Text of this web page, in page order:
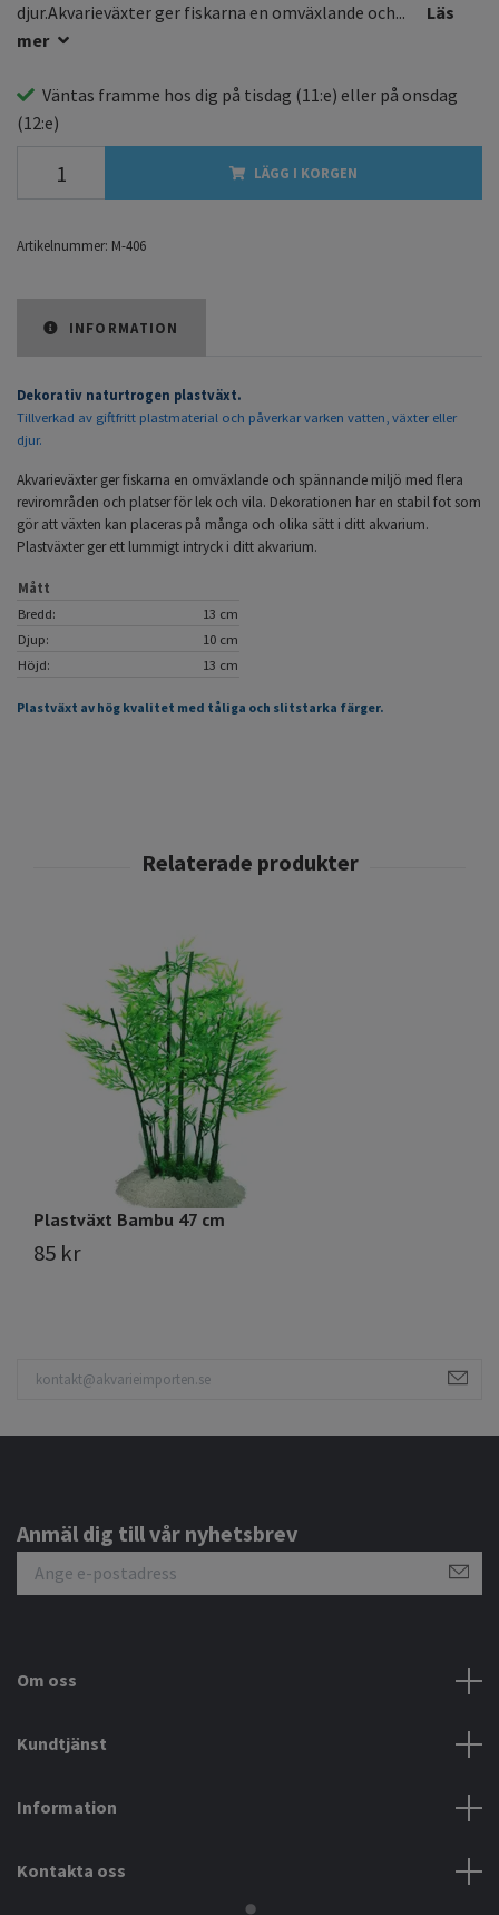
djur.Akvarieväxter ger fiskarna en omväxlande och...
Läs
mer
Väntas framme hos dig på tisdag (11:e) eller på onsdag
(12:e)
LÄGG I KORGEN
Artikelnummer: M-406
INFORMATION
Dekorativ naturtrogen plastväxt.
Tillverkad av giftfritt plastmaterial och påverkar varken vatten, växter eller
djur.
Akvarieväxter ger fiskarna en omväxlande och spännande miljö med flera
revirområden och platser för lek och vila. Dekorationen har en stabil fot som
gör att växten kan placeras på många och olika sätt i ditt akvarium.
Plastväxter ger ett lummigt intryck i ditt akvarium.
Mått
Bredd:
13 cm
Djup:
10 cm
Höjd:
13 cm
Plastväxt av hög kvalitet med tåliga och slitstarka färger.
Plastväxt Bambu 47 cm
85 kr
Anmäl dig till vår nyhetsbrev
Om oss
Kundtjänst
Information
Kontakta oss